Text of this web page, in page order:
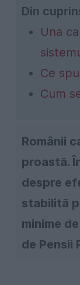
Din
Una
Ce
Cum
Românii
proastă.
despre
stabilită
minime
de Pensii